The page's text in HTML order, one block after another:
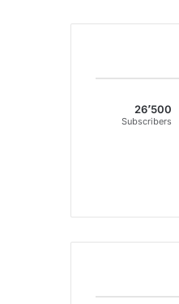
26٬500
Subscribers